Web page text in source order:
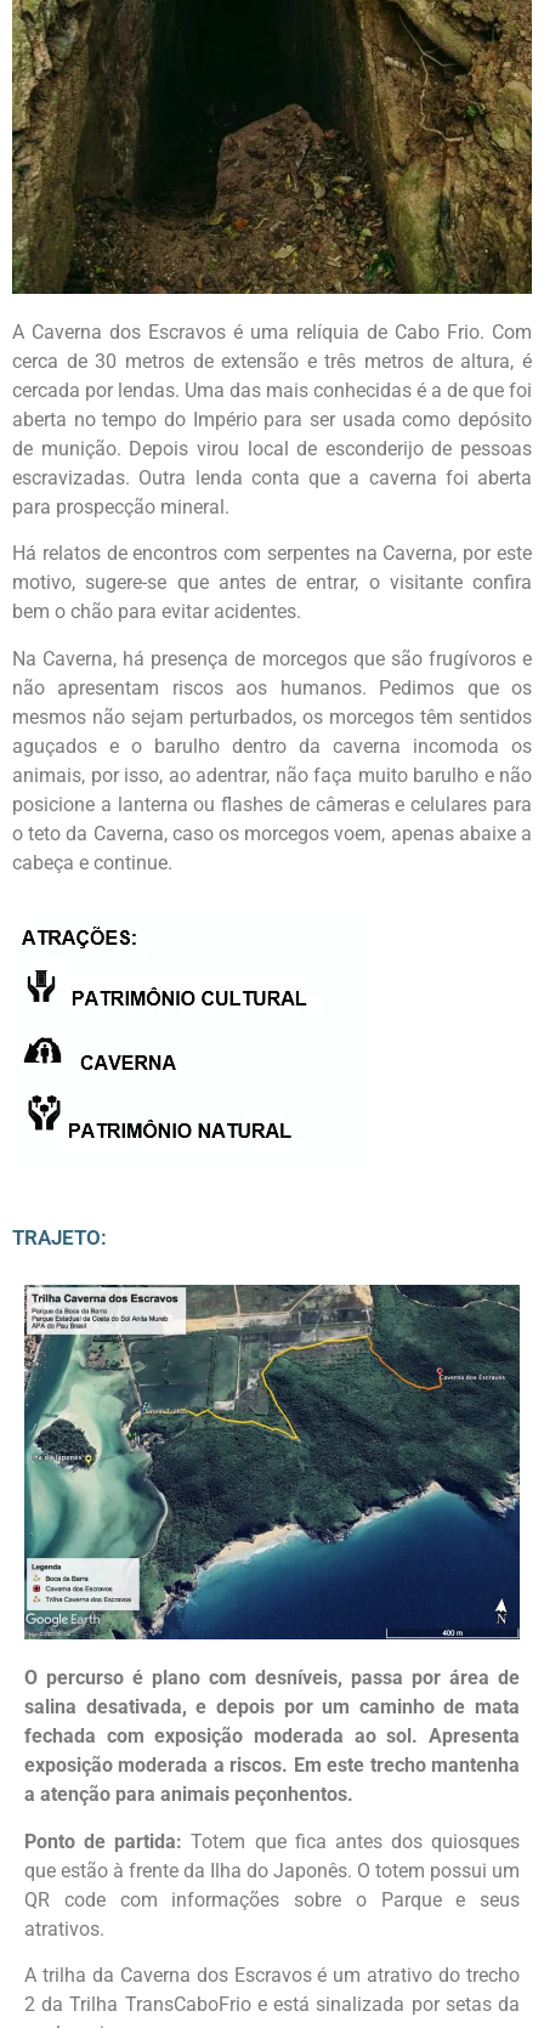
A Caverna dos Escravos é uma relíquia de Cabo Frio. Com
cerca de 30 metros de extensão e três metros de altura, é
cercada por lendas. Uma das mais conhecidas é a de que foi
aberta no tempo do Império para ser usada como depósito
de munição. Depois virou local de esconderijo de pessoas
escravizadas. Outra lenda conta que a caverna foi aberta
para prospecção mineral.
Há relatos de encontros com serpentes na Caverna, por este
motivo, sugere-se que antes de entrar, o visitante confira
bem o chão para evitar acidentes.
Na Caverna, há presença de morcegos que são frugívoros e
não apresentam riscos aos humanos. Pedimos que os
mesmos não sejam perturbados, os morcegos têm sentidos
aguçados e o barulho dentro da caverna incomoda os
animais, por isso, ao adentrar, não faça muito barulho e não
posicione a lanterna ou flashes de câmeras e celulares para
o teto da Caverna, caso os morcegos voem, apenas abaixe a
cabeça e continue.
TRAJETO:
O percurso é plano com desníveis, passa por área de
salina desativada, e depois por um caminho de mata
fechada com exposição moderada ao sol. Apresenta
exposição moderada a riscos. Em este trecho mantenha
a atenção para animais peçonhentos.
Ponto de partida: Totem que fica antes dos quiosques
que estão à frente da Ilha do Japonês. O totem possui um
QR code com informações sobre o Parque e seus
atrativos.
A trilha da Caverna dos Escravos é um atrativo do trecho
2 da Trilha TransCaboFrio e está sinalizada por setas da